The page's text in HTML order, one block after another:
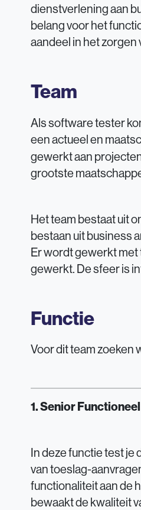
dienstverlening aan
belang voor het
aandeel in het
Team
Als software tester
een actueel en
gewerkt aan
grootste
Het team bestaat uit
bestaan uit business
Er wordt gewerkt
gewerkt. De sfeer is
Functie
Voor dit team zoeken
1. Senior
In deze functie test
van toeslag-
functionaliteit aan de
bewaakt de kwaliteit